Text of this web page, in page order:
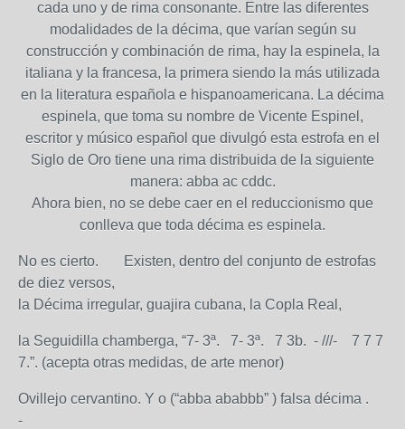
cada uno y de rima consonante. Entre las diferentes
modalidades de la décima, que varían según su
construcción y combinación de rima, hay la espinela, la
italiana y la francesa, la primera siendo la más utilizada
en la literatura española e hispanoamericana. La décima
espinela, que toma su nombre de Vicente Espinel,
escritor y músico español que divulgó esta estrofa en el
Siglo de Oro tiene una rima distribuida de la siguiente
manera: abba ac cddc.
Ahora bien, no se debe caer en el reduccionismo que
conlleva que toda décima es espinela.
No es cierto. Existen, dentro del conjunto de estrofas
de diez versos,
la Décima irregular, guajira cubana, la Copla Real,
la Seguidilla chamberga, “7- 3ª. 7- 3ª. 7 3b. - ///- 7 7 7
7.”. (acepta otras medidas, de arte menor)
Ovillejo cervantino. Y o (“abba ababbb” ) falsa décima .
-